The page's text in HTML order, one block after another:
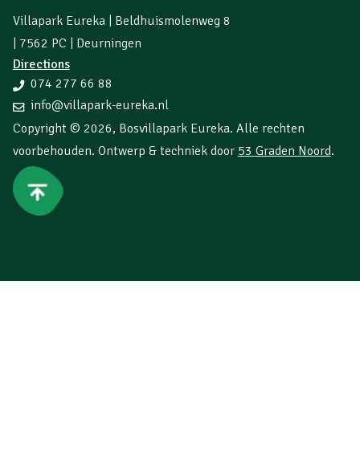
Villapark Eureka | Beldhuismolenweg 8
| 7562 PC | Deurningen
Directions
074 277 66 88
info@villapark-eureka.nl
Copyright © 2026, Bosvillapark Eureka. Alle rechten
voorbehouden. Ontwerp & techniek door 53 Graden Noord.